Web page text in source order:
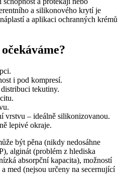
a silikonového krytí je
a aplikaci ochranných krémů
i pod kompresí.
tekutiny.
vrstvu –⁠ ideálně silikonizovanou.
lepivé okraje.
být pěna (nikdy nedosáhne
alginát (problém z hlediska
absorpční kapacita), možností
med (nejsou určeny na secernující